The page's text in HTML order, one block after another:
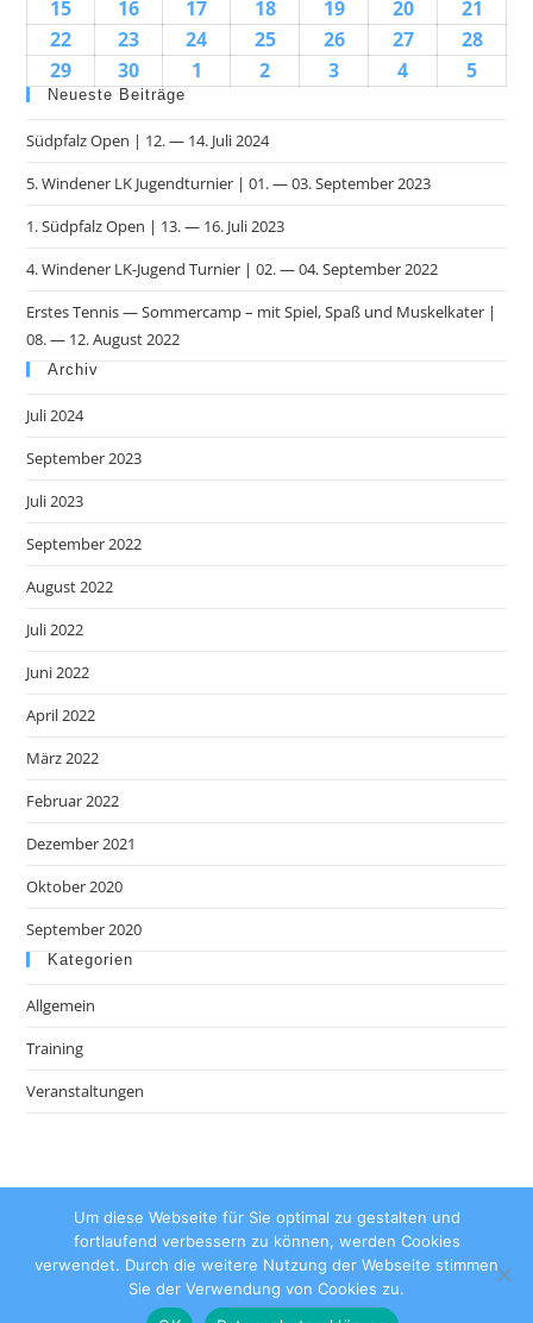
15
16 17 18 19 20
21
22
23 24 25 26 27
28
29
30 1 2 3 4 5
Neueste Beiträge
Südpfalz Open | 12. — 14. Juli 2024
5. Windener LK Jugendturnier | 01. — 03. September 2023
1. Südpfalz Open | 13. — 16. Juli 2023
4. Windener LK-Jugend Turnier | 02. — 04. September 2022
Erstes Tennis — Sommercamp – mit Spiel, Spaß und Muskelkater |
08. — 12. August 2022
Archiv
Juli 2024
September 2023
Juli 2023
September 2022
August 2022
Juli 2022
Juni 2022
April 2022
März 2022
Februar 2022
Dezember 2021
Oktober 2020
September 2020
Kategorien
Allgemein
Training
Veranstaltungen
Impressum
Datenschutzerklärung
Kontakt
Um diese Webseite für Sie optimal zu gestalten und
fortlaufend verbessern zu können, werden Cookies
verwendet. Durch die weitere Nutzung der Webseite stimmen
Sie der Verwendung von Cookies zu.